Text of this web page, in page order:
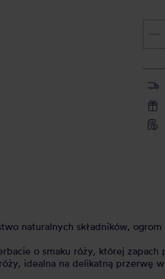
naturalnych składników,
o smaku róży, której
idealna na delikatną przerwę